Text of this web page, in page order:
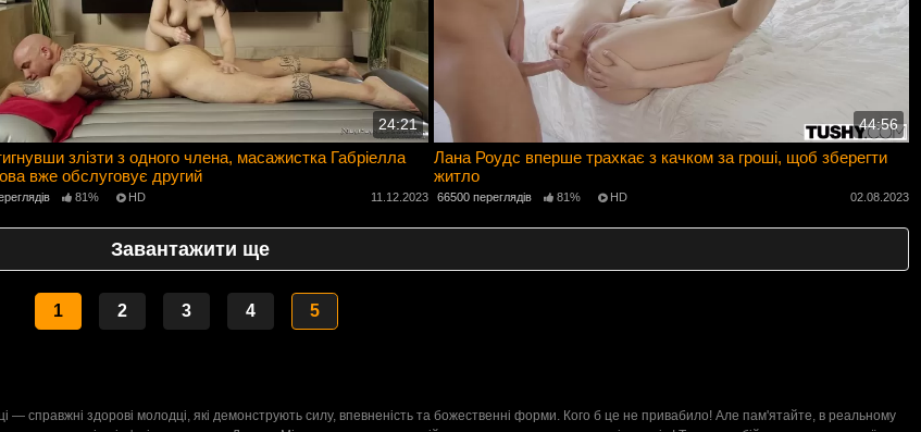
24:21
злізти з одного члена, масажистка Габріелла
вже обслуговує другий
81% HD 11.12.2023
44:56
Лана Роудс вперше трахкає з качком за гроші, щоб зберегти
житло
66500 переглядів 81% HD 02.08.2023
Завантажити ще
1 2 3 4 5
— справжні здорові молодці, які демонструють силу, впевненість та божественні форми. Кого б це не привабило! Але пам'ятайте, в реальному